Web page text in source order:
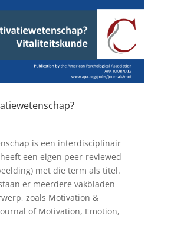
is een interdisciplinair
een eigen peer-reviewed
met die term als titel.
er meerdere vakbladen
zoals Motivation &
of Motivation, Emotion,